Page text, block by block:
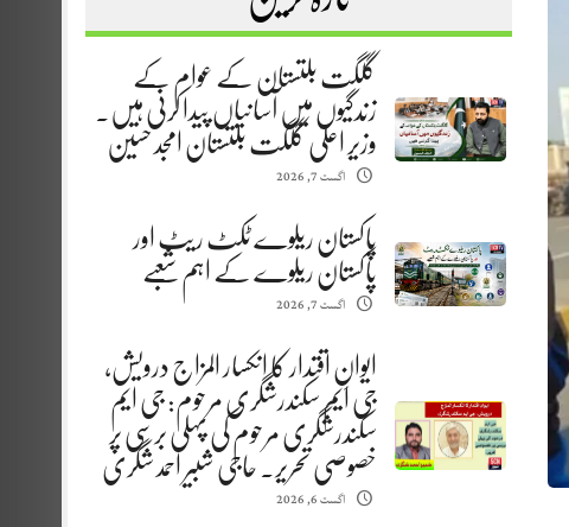
گلگت بلتستان کے عوام کے
زندگیوں میں آسانیاں پیدا کرنی ہیں.
وزیر اعلیٰ گلگت بلتستان امجد حسین
اگست 7, 2026
پاکستان ریلوے ٹکٹ ریٹ اور
پاکستان ریلوے کے اہم شعبے
اگست 7, 2026
ایوانِ اقتدار کا انکسار المزاج درویش،
جی ایم سکندرشگری مرحوم: جی ایم
سکندرشگری مرحوم کی پہلی برسی پر
خصوصی تحریر. حاجی شبیر احمد شگری
اگست 6, 2026